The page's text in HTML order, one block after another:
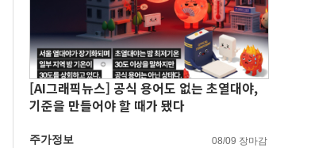
[AI그래픽뉴스] 공식 용어도 없는 초열대야,
기준을 만들어야 할 때가 됐다